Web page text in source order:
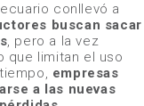
conllevó a
buscan sacar
, pero a la vez
que limitan el uso
empresas
a las nuevas